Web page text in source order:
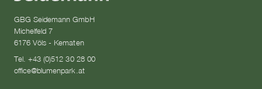
GBG Seidemann GmbH
Michelfeld 7
6176 Völs - Kematen
Tel. +43 (0)512 30 28 00
office@blumenpark.at